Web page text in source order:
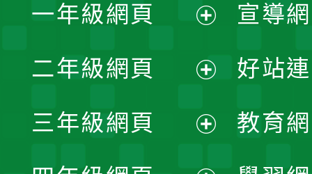
一年級網頁
開
選
單
二年級網頁
開
三年級網頁
宣導
好站
教育